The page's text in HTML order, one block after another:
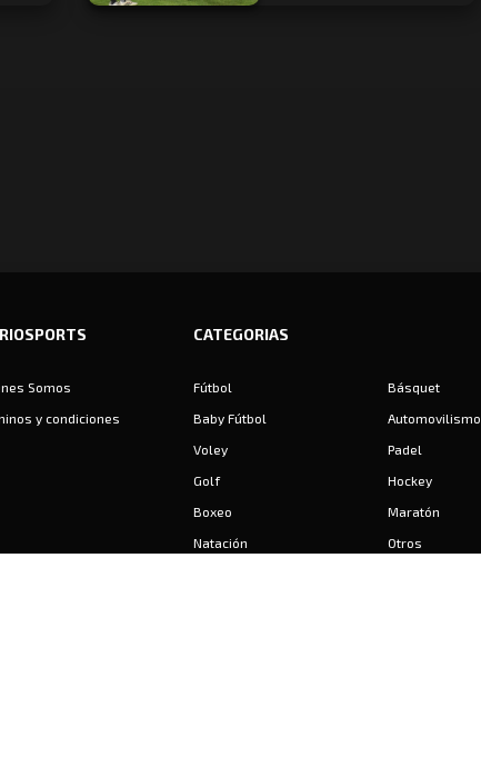
Somos
y condiciones
CATEGORIAS
Fútbol
Básquet
Baby Fútbol
Automovilismo
Voley
Padel
Golf
Hockey
Boxeo
Maratón
Natación
Otros